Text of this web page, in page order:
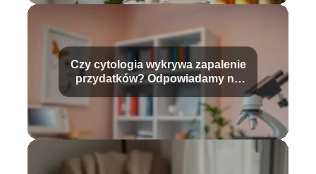
Czy cytologia wykrywa zapalenie
przydatków? Odpowiadamy na
pytania